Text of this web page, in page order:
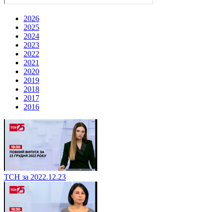
2026
2025
2024
2023
2022
2021
2020
2019
2018
2017
2016
ТСН за 2022.12.23